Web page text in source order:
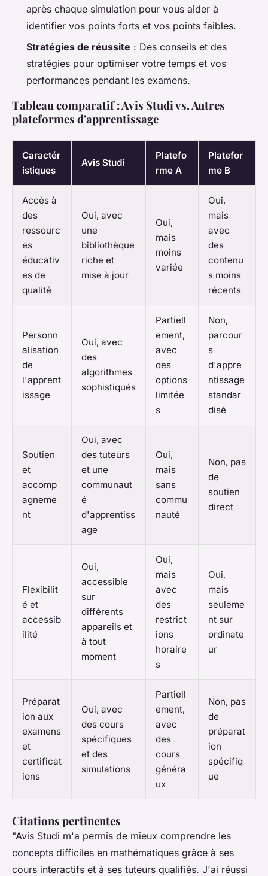
après chaque simulation pour vous aider à
identifier vos points forts et vos points faibles.
Stratégies de réussite : Des conseils et des
stratégies pour optimiser votre temps et vos
performances pendant les examens.
Tableau comparatif : Avis Studi vs. Autres
plateformes d'apprentissage
Caractér
istiques
Avis Studi
Platefo
rme A
Platefor
me B
Accès à
des
ressourc
es
éducativ
es de
qualité
Oui, avec
une
bibliothèque
riche et
mise à jour
Oui,
mais
moins
variée
Oui,
mais
avec
des
contenu
s moins
récents
Personn
alisation
de
l'apprent
issage
Oui, avec
des
algorithmes
sophistiqués
Partiell
ement,
avec
des
options
limitée
s
Non,
parcour
s
d'appre
ntissage
standar
disé
Soutien
et
accomp
agneme
nt
Oui, avec
des tuteurs
et une
communaut
é
d'apprentiss
age
Oui,
mais
sans
commu
nauté
Non, pas
de
soutien
direct
Flexibilit
é et
accessib
ilité
Oui,
accessible
sur
différents
appareils et
à tout
moment
Oui,
mais
avec
des
restrict
ions
horaire
s
Oui,
mais
seuleme
nt sur
ordinate
ur
Préparat
ion aux
examens
et
certificat
ions
Oui, avec
des cours
spécifiques
et des
simulations
Partiell
ement,
avec
des
cours
généra
ux
Non, pas
de
préparat
ion
spécifiq
ue
Citations pertinentes
"Avis Studi m'a permis de mieux comprendre les
concepts difficiles en mathématiques grâce à ses
cours interactifs et à ses tuteurs qualifiés. J'ai réussi